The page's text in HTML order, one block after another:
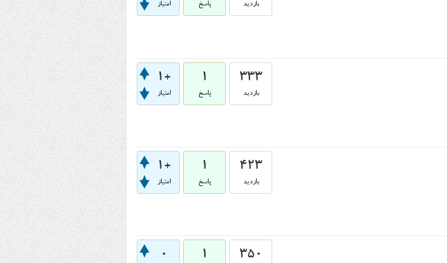
امتیاز پاسخ بازدید
+1
امتیاز
1
پاسخ
333
بازدید
+1
امتیاز
1
پاسخ
423
بازدید
0 1 350